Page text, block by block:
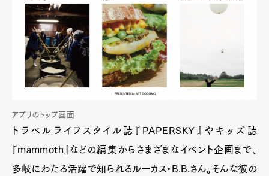
アプリのトップ画面
トラベルライフスタイル誌『PAPERSKY』やキッズ誌
『mammoth』などの編集からさまざまなイベント企画まで、
多岐にわたる活躍で知られるルーカス・B.B.さん。そんな彼の